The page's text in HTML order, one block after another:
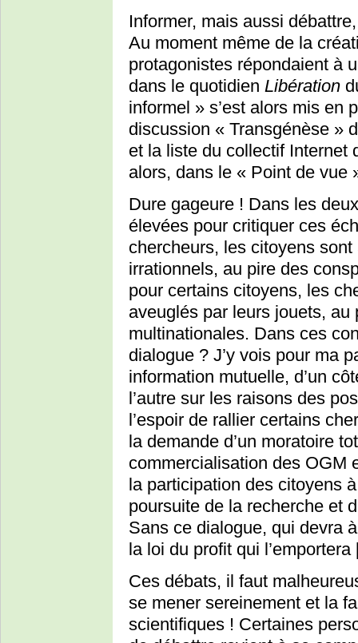
Informer, mais aussi
Au moment même de la
protagonistes répondaient à
dans le quotidien Libération
informel » s’est alors mis en
discussion « Transgénèse »
et la liste du collectif Internet
alors, dans le « Point de vue
Dure gageure ! Dans les
élevées pour critiquer ces
chercheurs, les citoyens
irrationnels, au pire des
pour certains citoyens, les
aveuglés par leurs jouets,
multinationales. Dans ces
dialogue ? J’y vois pour ma
information mutuelle, d’un
l’autre sur les raisons des
l’espoir de rallier certains
la demande d’un moratoire
commercialisation des OGM
la participation des citoyens
poursuite de la recherche et
Sans ce dialogue, qui devra
la loi du profit qui l’emportera
Ces débats, il faut
se mener sereinement et la
scientifiques ! Certaines